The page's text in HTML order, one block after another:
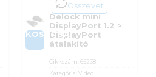
Összevet
KOSÁRBA
Delock mini
DisplayPort 1.2 >
DisplayPort
átalakító
Cikkszám: 65238
Kategória: Video